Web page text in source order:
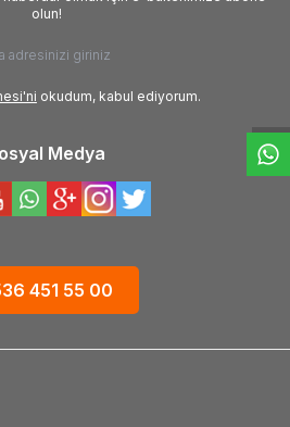
olun!
okudum, kabul ediyorum.
Medya
451 55 00